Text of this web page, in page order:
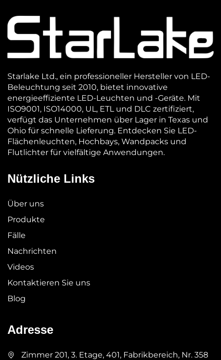
Starlake Ltd., ein professioneller Hersteller von LED-
Beleuchtung seit 2010, bietet innovative
energieeffiziente LED-Leuchten und -Geräte. Mit
ISO9001, ISO14000, UL, ETL und DLC zertifiziert,
verfügt das Unternehmen über Lager in Texas und
Ohio für schnelle Lieferung. Entdecken Sie LED-
Flächenleuchten, Hochbays, Wandpacks und
Flutlichter für vielfältige Anwendungen.
Nützliche Links
Über uns
Produkte
Fälle
Nachrichten
Videos
Kontaktieren Sie uns
Blog
Adresse
Zimmer 201, 3. Etage, 401, Fabrikbereich, Nr. 358